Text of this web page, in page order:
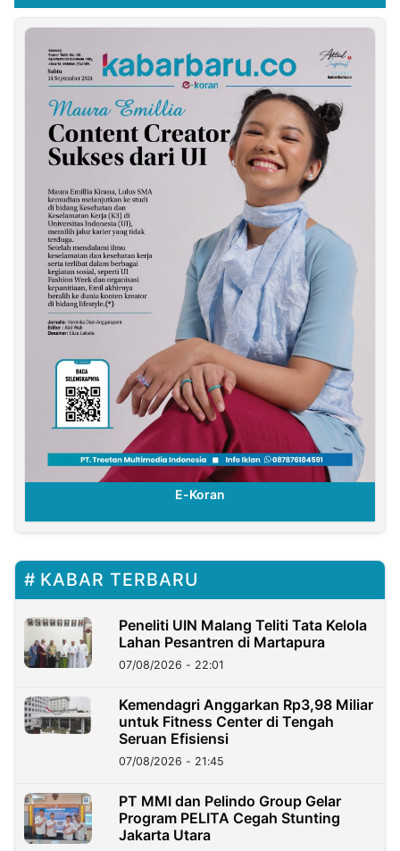
E-Koran
KABAR TERBARU
Peneliti UIN Malang Teliti Tata Kelola
Lahan Pesantren di Martapura
07/08/2026 - 22:01
Kemendagri Anggarkan Rp3,98 Miliar
untuk Fitness Center di Tengah
Seruan Efisiensi
07/08/2026 - 21:45
PT MMI dan Pelindo Group Gelar
Program PELITA Cegah Stunting
Jakarta Utara